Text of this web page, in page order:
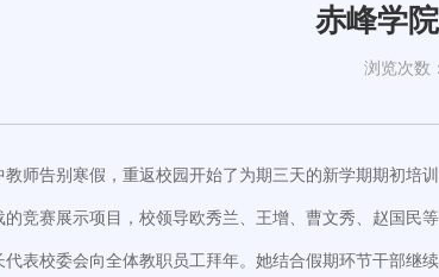
赤峰学
浏览次数
师告别寒假，重返校园开始了为期三天的新学期期初
竞赛展示项目，校领导欧秀兰、王增、曹文秀、赵国民等
表校委会向全体教职员工拜年。她结合假期环节干部继